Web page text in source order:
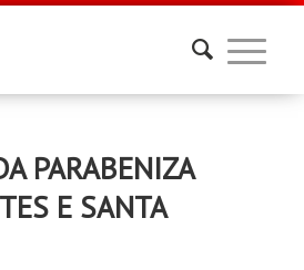
PARABENIZA
E SANTA